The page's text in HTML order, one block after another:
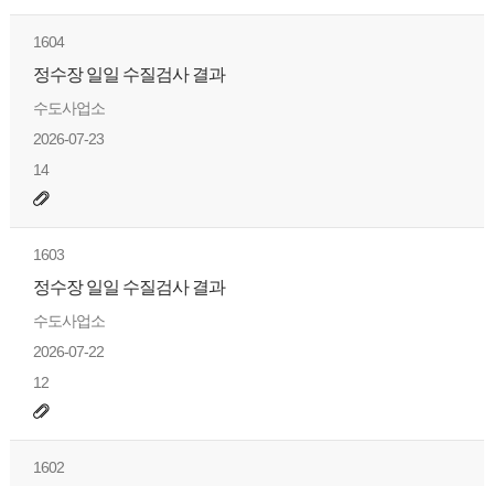
1604
정수장 일일 수질검사 결과
수도사업소
2026-07-23
14
1603
정수장 일일 수질검사 결과
수도사업소
2026-07-22
12
1602